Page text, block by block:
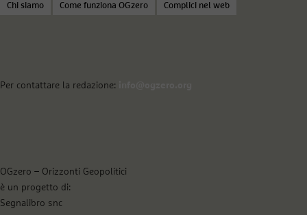
Chi siamo Come funziona OGzero Complici nel web
Per contattare la redazione:
OGzero – Orizzonti Geopolitici
è un progetto di:
Segnalibro snc